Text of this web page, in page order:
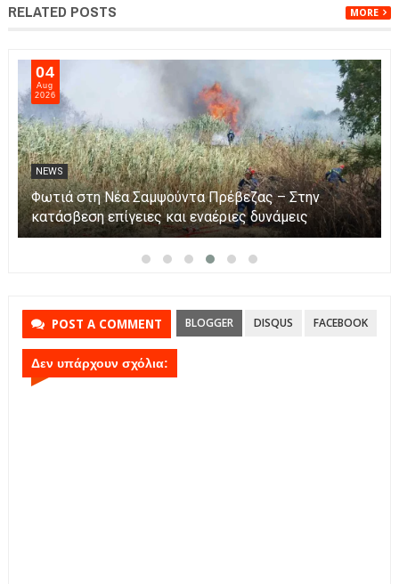
RELATED POSTS MORE
05
Aug
2026
NEWS
Αυξήθηκαν τα τροχαία και οι νεκροί στην Ήπειρο
τον Ιούλιο – Πάνω από 5.500 παραβάσεις
POST A COMMENT BLOGGER DISQUS FACEBOOK
Δεν υπάρχουν σχόλια: